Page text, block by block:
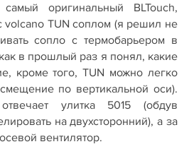
оригинальный BLTouch,
volcano TUN соплом (я решил не
сопло с термобарьером в
в прошлый раз я понял, какие
кроме того, TUN можно легко
по вертикальной оси).
улитка 5015 (обдув
на двухсторонний), а за
вентилятор.